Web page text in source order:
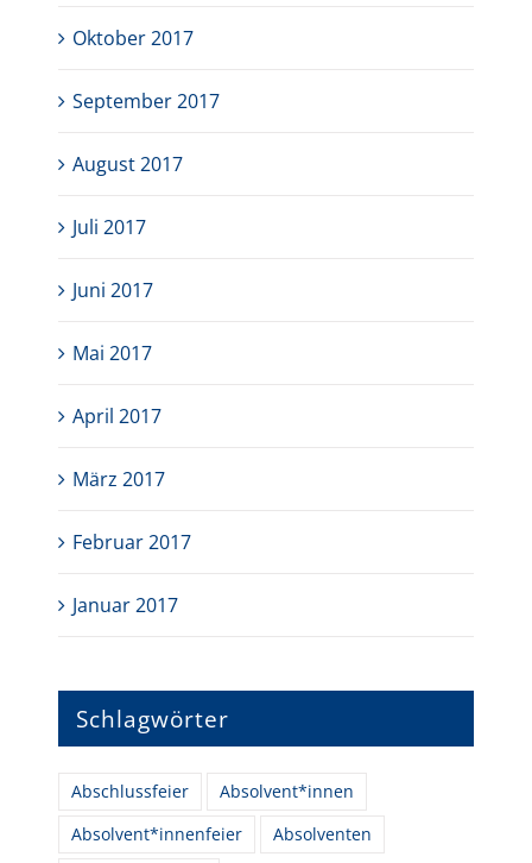
Oktober 2017
September 2017
August 2017
Juli 2017
Juni 2017
Mai 2017
April 2017
März 2017
Februar 2017
Januar 2017
Schlagwörter
Abschlussfeier
Absolvent*innen
Absolvent*innenfeier
Absolventen